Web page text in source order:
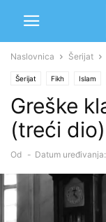
Naslovnica Šerijat
Šerijat Fikh Islam
Greške
(treći dio)
Od - Datum